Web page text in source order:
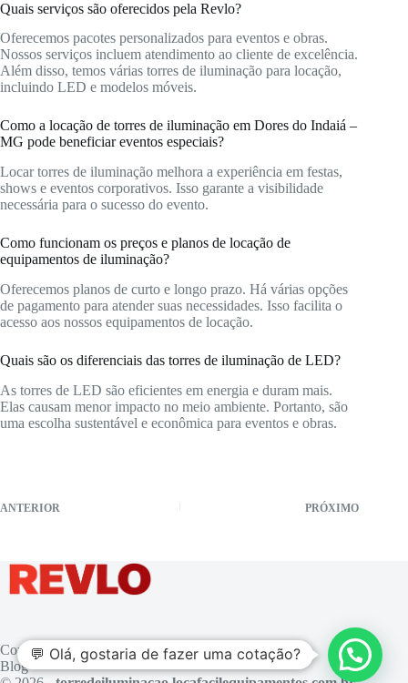
Quais serviços são oferecidos pela Revlo?
Oferecemos pacotes personalizados para eventos e obras.
Nossos serviços incluem atendimento ao cliente de excelência.
Além disso, temos várias torres de iluminação para locação,
incluindo LED e modelos móveis.
Como a locação de torres de iluminação em Dores do Indaiá –
MG pode beneficiar eventos especiais?
Locar torres de iluminação melhora a experiência em festas,
shows e eventos corporativos. Isso garante a visibilidade
necessária para o sucesso do evento.
Como funcionam os preços e planos de locação de
equipamentos de iluminação?
Oferecemos planos de curto e longo prazo. Há várias opções
de pagamento para atender suas necessidades. Isso facilita o
acesso aos nossos equipamentos de locação.
Quais são os diferenciais das torres de iluminação de LED?
As torres de LED são eficientes em energia e duram mais.
Elas causam menor impacto no meio ambiente. Portanto, são
uma escolha sustentável e econômica para eventos e obras.
ANTERIOR PRÓXIMO
Contato
Blog
💬 Olá, gostaria de fazer uma cotação?